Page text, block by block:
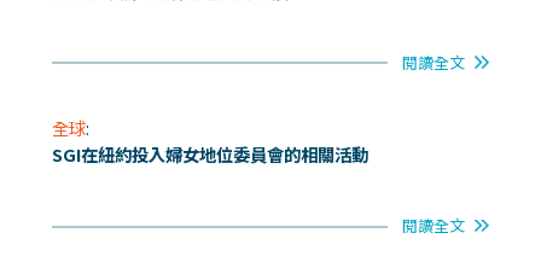
閱讀全文
全球:
SGI在紐約投入婦女地位委員會的相關活動
閱讀全文